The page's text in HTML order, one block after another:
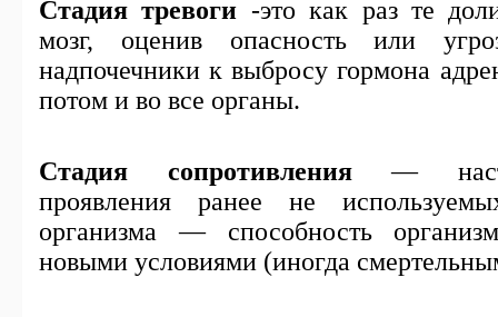
Стадия тревоги -это как раз те
мозг, оценив опасность или
надпочечники к выбросу гормона
потом и во все органы.
Стадия сопротивления—
проявления ранее не
организма — способность
новыми условиями (иногда